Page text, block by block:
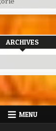
ARCHIVES
MENU